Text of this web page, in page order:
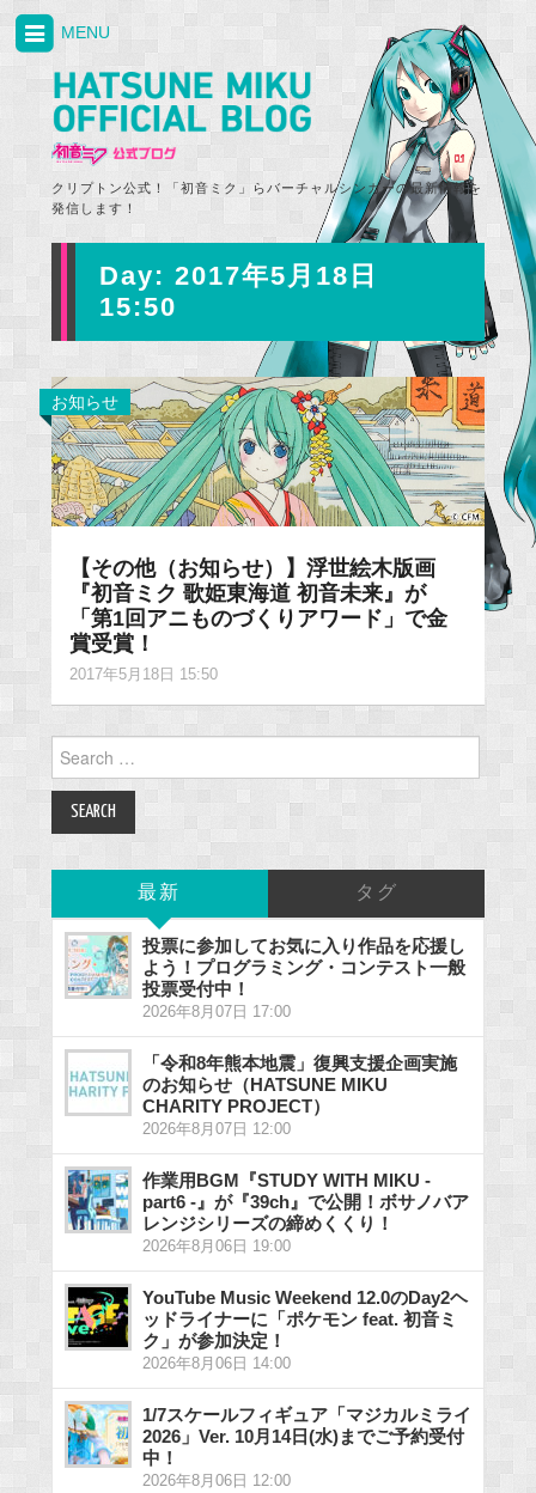
クリプトン公式！「初音ミク」らバーチャルシンガーの最新情報を
発信します！
MENU
Day: 2017年5月18日
15:50
お知らせ
【その他（お知らせ）】浮世絵木版画
『初音ミク 歌姫東海道 初音未来』が
「第1回アニものづくりアワード」で金
賞受賞！
2017年5月18日 15:50
for:
最新 タグ
投票に参加してお気に入り作品を応援し
よう！プログラミング・コンテスト一般
投票受付中！
2026年8月07日 17:00
「令和8年熊本地震」復興支援企画実施
のお知らせ（HATSUNE MIKU
CHARITY PROJECT）
2026年8月07日 12:00
作業用BGM『STUDY WITH MIKU -
part6 -』が『39ch』で公開！ボサノバア
レンジシリーズの締めくくり！
2026年8月06日 19:00
YouTube Music Weekend 12.0のDay2ヘ
ッドライナーに「ポケモン feat. 初音ミ
ク」が参加決定！
2026年8月06日 14:00
1/7スケールフィギュア「マジカルミライ
2026」Ver. 10月14日(水)までご予約受付
中！
2026年8月06日 12:00